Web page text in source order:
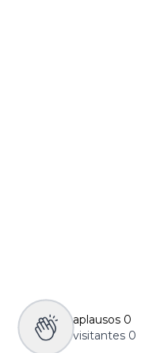
aplausos 0
visitantes 0